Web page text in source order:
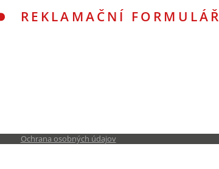
REKLAMAČNÍ FORMULÁŘ
Ochrana osobných údajov